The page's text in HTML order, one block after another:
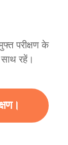
परीक्षण के
रहें।